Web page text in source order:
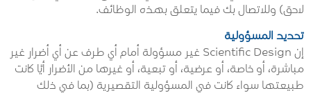
لاحق) وللاتصال بك فيما يتعلق بهذه الوظائف.
تحديد المسؤولية
إن Scientific Design غير مسؤولة أمام أي طرف عن أي أضرار غير
مباشرة، أو خاصة، أو عرضية، أو تبعية، أو غيرها من الأضرار أيًا كانت
طبيعتها سواء كانت في المسؤولية التقصيرية (بما في ذلك